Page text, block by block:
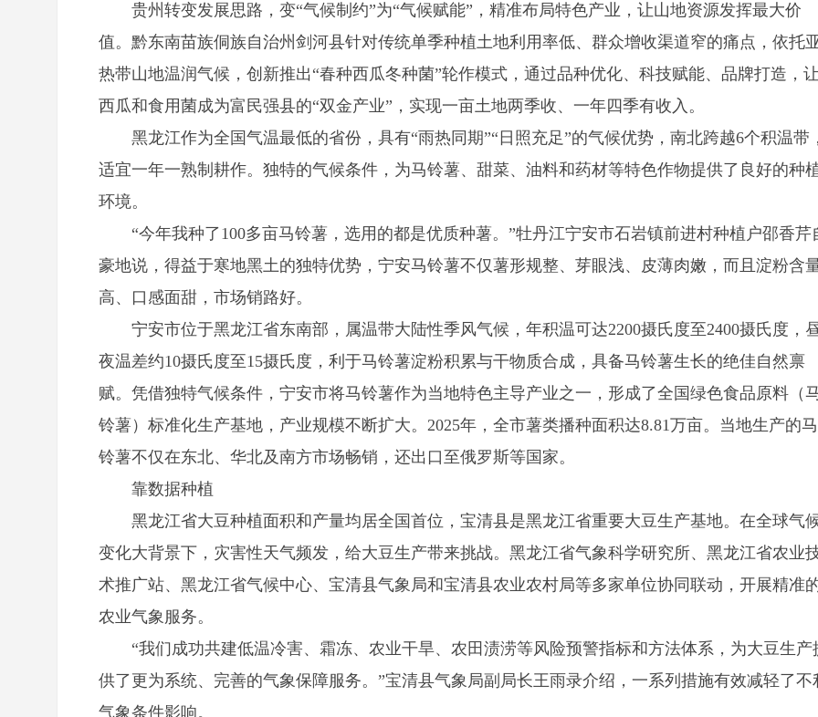
贵州转变发展思路，变“气候制约”为“气候赋能”，精准布局特色产业，让山地资源发挥最大价
值。黔东南苗族侗族自治州剑河县针对传统单季种植土地利用率低、群众增收渠道窄的痛点，依托
热带山地温润气候，创新推出“春种西瓜冬种菌”轮作模式，通过品种优化、科技赋能、品牌打造，让
西瓜和食用菌成为富民强县的“双金产业”，实现一亩土地两季收、一年四季有收入。
黑龙江作为全国气温最低的省份，具有“雨热同期”“日照充足”的气候优势，南北跨越6个积温带，
适宜一年一熟制耕作。独特的气候条件，为马铃薯、甜菜、油料和药材等特色作物提供了良好的种
环境。
“今年我种了100多亩马铃薯，选用的都是优质种薯。”牡丹江宁安市石岩镇前进村种植户邵香芹
豪地说，得益于寒地黑土的独特优势，宁安马铃薯不仅薯形规整、芽眼浅、皮薄肉嫩，而且淀粉含
高、口感面甜，市场销路好。
宁安市位于黑龙江省东南部，属温带大陆性季风气候，年积温可达2200摄氏度至2400摄氏度，
夜温差约10摄氏度至15摄氏度，利于马铃薯淀粉积累与干物质合成，具备马铃薯生长的绝佳自然禀
赋。凭借独特气候条件，宁安市将马铃薯作为当地特色主导产业之一，形成了全国绿色食品原料（
铃薯）标准化生产基地，产业规模不断扩大。2025年，全市薯类播种面积达8.81万亩。当地生产的马
铃薯不仅在东北、华北及南方市场畅销，还出口至俄罗斯等国家。
靠数据种植
黑龙江省大豆种植面积和产量均居全国首位，宝清县是黑龙江省重要大豆生产基地。在全球气
变化大背景下，灾害性天气频发，给大豆生产带来挑战。黑龙江省气象科学研究所、黑龙江省农业
术推广站、黑龙江省气候中心、宝清县气象局和宝清县农业农村局等多家单位协同联动，开展精准
农业气象服务。
“我们成功共建低温冷害、霜冻、农业干旱、农田渍涝等风险预警指标和方法体系，为大豆生产
供了更为系统、完善的气象保障服务。”宝清县气象局副局长王雨录介绍，一系列措施有效减轻了不
气象条件影响。